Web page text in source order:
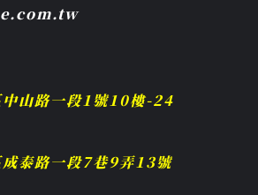
山路一段1號10樓-24
泰路一段7巷9弄13號